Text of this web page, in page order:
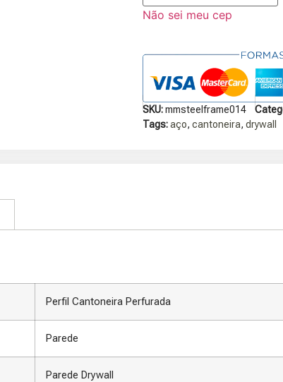
Não sei meu cep
SKU:mmsteelframe014
Tags:aço, cantoneira, drywall
Perfil Cantoneira Perfurada
Parede
Parede Drywall